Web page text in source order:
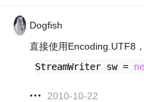
Dogfish
直接使用Encoding.UTF8
StreamWriter sw =
2010-10-22